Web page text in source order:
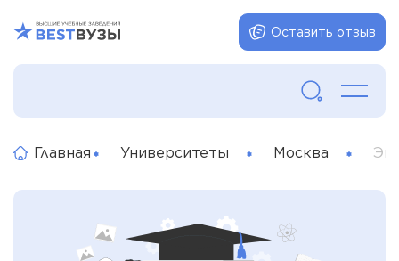
Оставить отзыв
Главная Университеты Москва